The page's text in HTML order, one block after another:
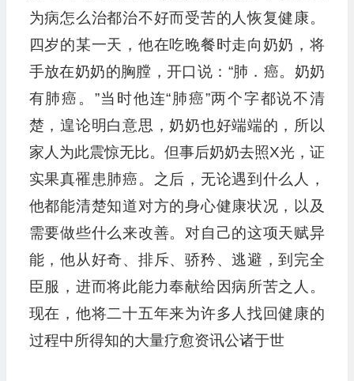
为病怎么治都治不好而受苦的人恢复健康。
四岁的某一天，他在吃晚餐时走向奶奶，将
手放在奶奶的胸膛，开口说：“肺．癌。奶奶
有肺癌。”当时他连“肺癌”两个字都说不清
楚，遑论明白意思，奶奶也好端端的，所以
家人为此震惊无比。但事后奶奶去照X光，证
实果真罹患肺癌。之后，无论遇到什么人，
他都能清楚知道对方的身心健康状况，以及
需要做些什么来改善。对自己的这项天赋异
能，他从好奇、排斥、骄矜、逃避，到完全
臣服，进而将此能力奉献给因病所苦之人。
现在，他将二十五年来为许多人找回健康的
过程中所得知的大量疗愈资讯公诸于世